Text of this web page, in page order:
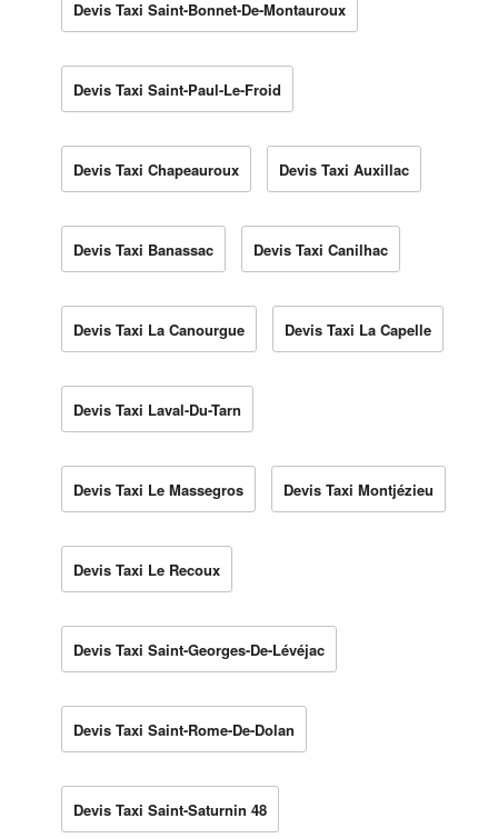
Devis Taxi Saint-Bonnet-De-Montauroux
Devis Taxi Saint-Paul-Le-Froid
Devis Taxi Chapeauroux Devis Taxi Auxillac
Devis Taxi Banassac Devis Taxi Canilhac
Devis Taxi La Canourgue Devis Taxi La Capelle
Devis Taxi Laval-Du-Tarn
Devis Taxi Le Massegros Devis Taxi Montjézieu
Devis Taxi Le Recoux
Devis Taxi Saint-Georges-De-Lévéjac
Devis Taxi Saint-Rome-De-Dolan
Devis Taxi Saint-Saturnin 48